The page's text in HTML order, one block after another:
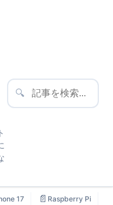
🔍
17 📄 Raspberry Pi